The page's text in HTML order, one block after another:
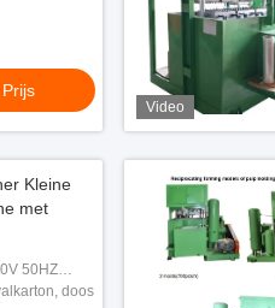
Video
Kleine
met
50HZ
doos